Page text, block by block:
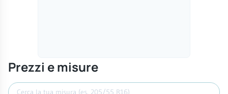
Prezzi e misure
Cerca misura